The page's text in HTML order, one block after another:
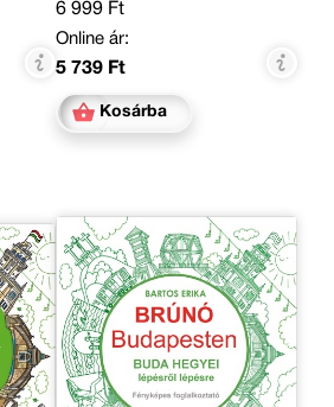
6 999 Ft
Online ár:
5 739 Ft
Kosárba